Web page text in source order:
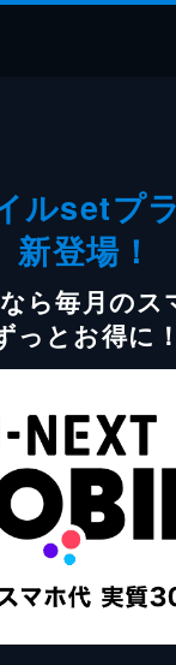
ルsetプ
新登場！
ら毎月のス
っとお得に！